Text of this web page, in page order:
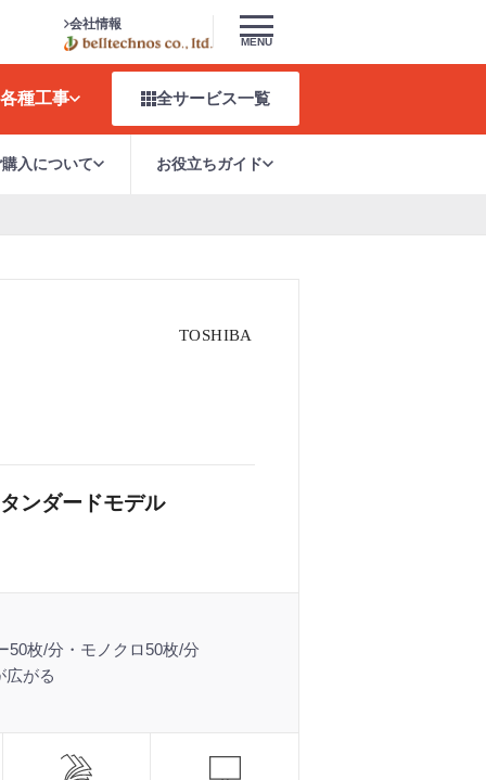
会社情報
MENU
各種工事 全サービス一覧
入について お役立ちガイド
ンダードモデル
50枚/分・モノクロ50枚/分
広がる